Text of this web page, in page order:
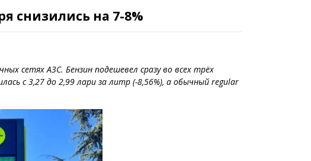
снизились на 7-8%
сетях АЗС. Бензин подешевел сразу во всех трёх
с 3,27 до 2,99 лари за литр (-8,56%), а обычный regular